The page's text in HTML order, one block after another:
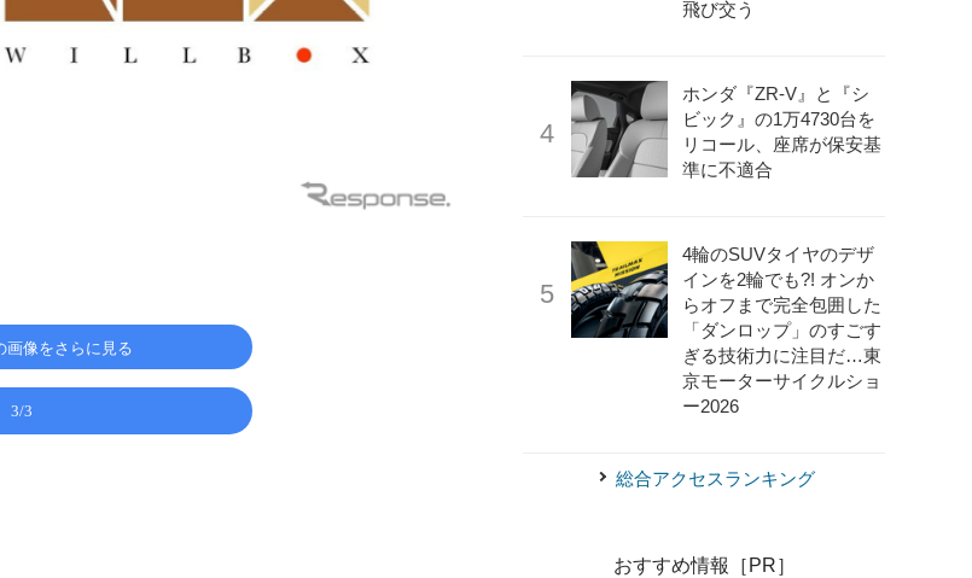
Willboxの海上コンテナ手配専用サ
画像をさらに見る
3/3
飛び交う
ホンダ『ZR-V』と『シ
ビック』の1万4730台を
リコール、座席が保安基
準に不適合
4輪のSUVタイヤのデザ
インを2輪でも?! オンか
らオフまで完全包囲した
「ダンロップ」のすごす
ぎる技術力に注目だ…東
京モーターサイクルショ
ー2026
総合アクセスランキング
おすすめ情報［PR］